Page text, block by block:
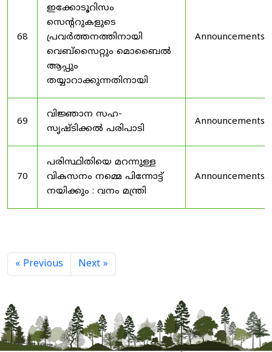
68
ഇക്കോടൂറിസം
സെന്ററുകളുടെ
പ്രവർത്തനത്തിനായി
വെബ്സൈറ്റും മൊബൈൽ
ആപ്പും
തയ്യാറാക്കുന്നതിനായി
Announcements
69
വിജ്ഞാന സഹ-
സൃഷ്ടിക്കൽ പരിപാടി
Announcements
70
പരിസ്ഥിതിയെ മറന്നുള്ള
വികസനം നമ്മെ പിന്നോട്ട്
നയിക്കും : വനം മന്ത്രി
Announcements
« Previous Next »